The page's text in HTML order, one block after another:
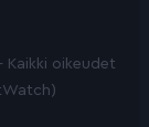
oikeudet